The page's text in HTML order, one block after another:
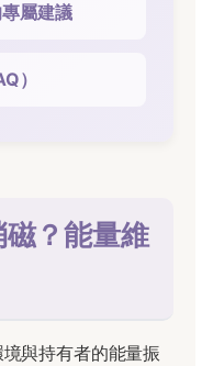
屬建議
）
？能量維
與持有者的能量振